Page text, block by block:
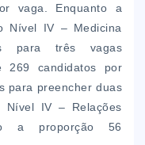
vaga. Enquanto a
Nível IV – Medicina
para três vagas
269 candidatos por
para preencher duas
Nível IV – Relações
a proporção 56